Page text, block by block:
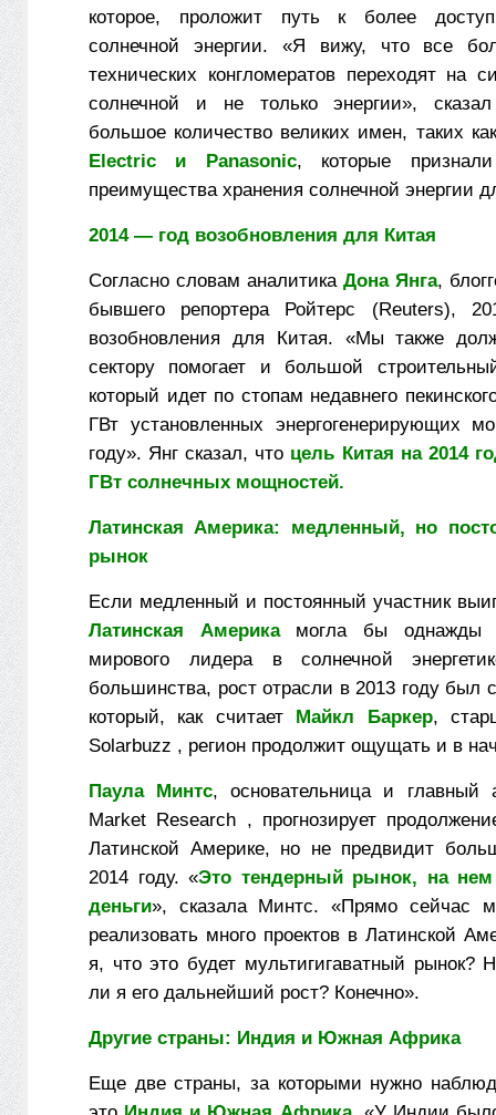
которое, проложит путь к более
солнечной энергии. «Я вижу, что все
технических конгломератов переходят на
солнечной и не только энергии»,
большое количество великих имен, таких как
Electric и Panasonic, которые признали
преимущества хранения солнечной энергии
2014 — год возобновления для Китая
Согласно словам аналитика Дона Янга,
бывшего репортера Ройтерс (Reuters),
возобновления для Китая. «Мы также
сектору помогает и большой
который идет по стопам недавнего
ГВт установленных энергогенерирующих
году». Янг сказал, что цель Китая на 2014
ГВт солнечных мощностей.
Латинская Америка: медленный, но
рынок
Если медленный и постоянный участник
Латинская Америкамогла бы однажды
мирового лидера в солнечной
большинства, рост отрасли в 2013 году был
который, как считает Майкл Баркер,
Solarbuzz , регион продолжит ощущать и в
Паула Минтс, основательница и главный
Market Research , прогнозирует
Латинской Америке, но не предвидит
2014 году. «Это тендерный рынок, на нем
деньги», сказала Минтс. «Прямо сейчас
реализовать много проектов в Латинской
я, что это будет мультигигаватный рынок?
ли я его дальнейший рост? Конечно».
Другие страны: Индия и Южная Африка
Еще две страны, за которыми нужно